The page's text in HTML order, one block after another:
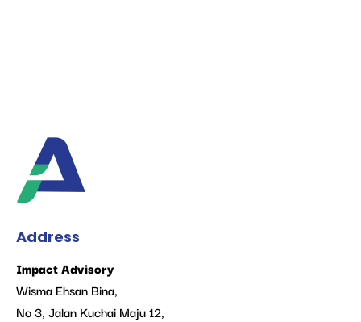
Address
Impact Advisory
Wisma Ehsan Bina,
No 3, Jalan Kuchai Maju 12,